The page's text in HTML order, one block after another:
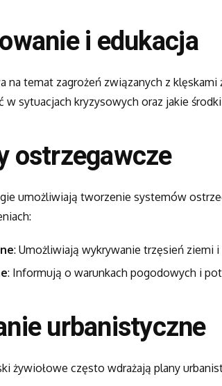
i edukacja
na temat zagrożeń związanych z
w sytuacjach kryzysowych oraz jakie
ostrzegawcze
umożliwiają tworzenie systemów
: Umożliwiają wykrywanie trzęsień ziemi
: Informują o warunkach pogodowych i
urbanistyczne
żywiołowe często wdrażają plany